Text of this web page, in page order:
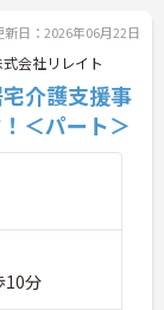
新日：2026年06月22日
式会社リレイト
介護支援事
＜パート＞
10分